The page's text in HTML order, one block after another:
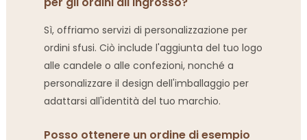
Sì, offriamo servizi di personalizzazione per
ordini sfusi. Ciò include l'aggiunta del tuo logo
alle candele o alle confezioni, nonché a
personalizzare il design dell'imballaggio per
adattarsi all'identità del tuo marchio.
Posso ottenere un ordine di esempio